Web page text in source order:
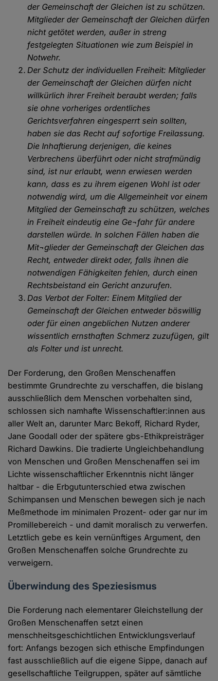
der Gemeinschaft der Gleichen ist zu schützen.
Mitglieder der Gemeinschaft der Gleichen dürfen
nicht getötet werden, außer in streng
festgelegten Situationen wie zum Beispiel in
Notwehr.
Der Schutz der individuellen Freiheit: Mitglieder
der Gemeinschaft der Gleichen dürfen nicht
willkürlich ihrer Freiheit beraubt werden; falls
sie ohne vorheriges ordentliches
Gerichtsverfahren eingesperrt sein sollten,
haben sie das Recht auf sofortige Freilassung.
Die Inhaftierung derjenigen, die keines
Verbrechens überführt oder nicht strafmündig
sind, ist nur erlaubt, wenn erwiesen werden
kann, dass es zu ihrem eigenen Wohl ist oder
notwendig wird, um die Allgemeinheit vor einem
Mitglied der Gemeinschaft zu schützen, welches
in Freiheit eindeutig eine Ge¬fahr für andere
darstellen würde. In solchen Fällen haben die
Mit¬glieder der Gemeinschaft der Gleichen das
Recht, entweder direkt oder, falls ihnen die
notwendigen Fähigkeiten fehlen, durch einen
Rechtsbeistand ein Gericht anzurufen.
Das Verbot der Folter: Einem Mitglied der
Gemeinschaft der Gleichen entweder böswillig
oder für einen angeblichen Nutzen anderer
wissentlich ernsthaften Schmerz zuzufügen, gilt
als Folter und ist unrecht.
Der Forderung, den Großen Menschenaffen
bestimmte Grundrechte zu verschaffen, die bislang
ausschließlich dem Menschen vorbehalten sind,
schlossen sich namhafte Wissenschaftler:innen aus
aller Welt an, darunter Marc Bekoff, Richard Ryder,
Jane Goodall oder der spätere gbs-Ethikpreisträger
Richard Dawkins. Die tradierte Ungleichbehandlung
von Menschen und Großen Menschenaffen sei im
Lichte wissenschaftlicher Erkenntnis nicht länger
haltbar - die Erbgutunterschied etwa zwischen
Schimpansen und Menschen bewegen sich je nach
Meßmethode im minimalen Prozent- oder gar nur im
Promillebereich - und damit moralisch zu verwerfen.
Letztlich gebe es kein vernünftiges Argument, den
Großen Menschenaffen solche Grundrechte zu
verweigern.
Überwindung des Speziesismus
Die Forderung nach elementarer Gleichstellung der
Großen Menschenaffen setzt einen
menschheitsgeschichtlichen Entwicklungsverlauf
fort: Anfangs bezogen sich ethische Empfindungen
fast ausschließlich auf die eigene Sippe, danach auf
gesellschaftliche Teilgruppen, später auf sämtliche